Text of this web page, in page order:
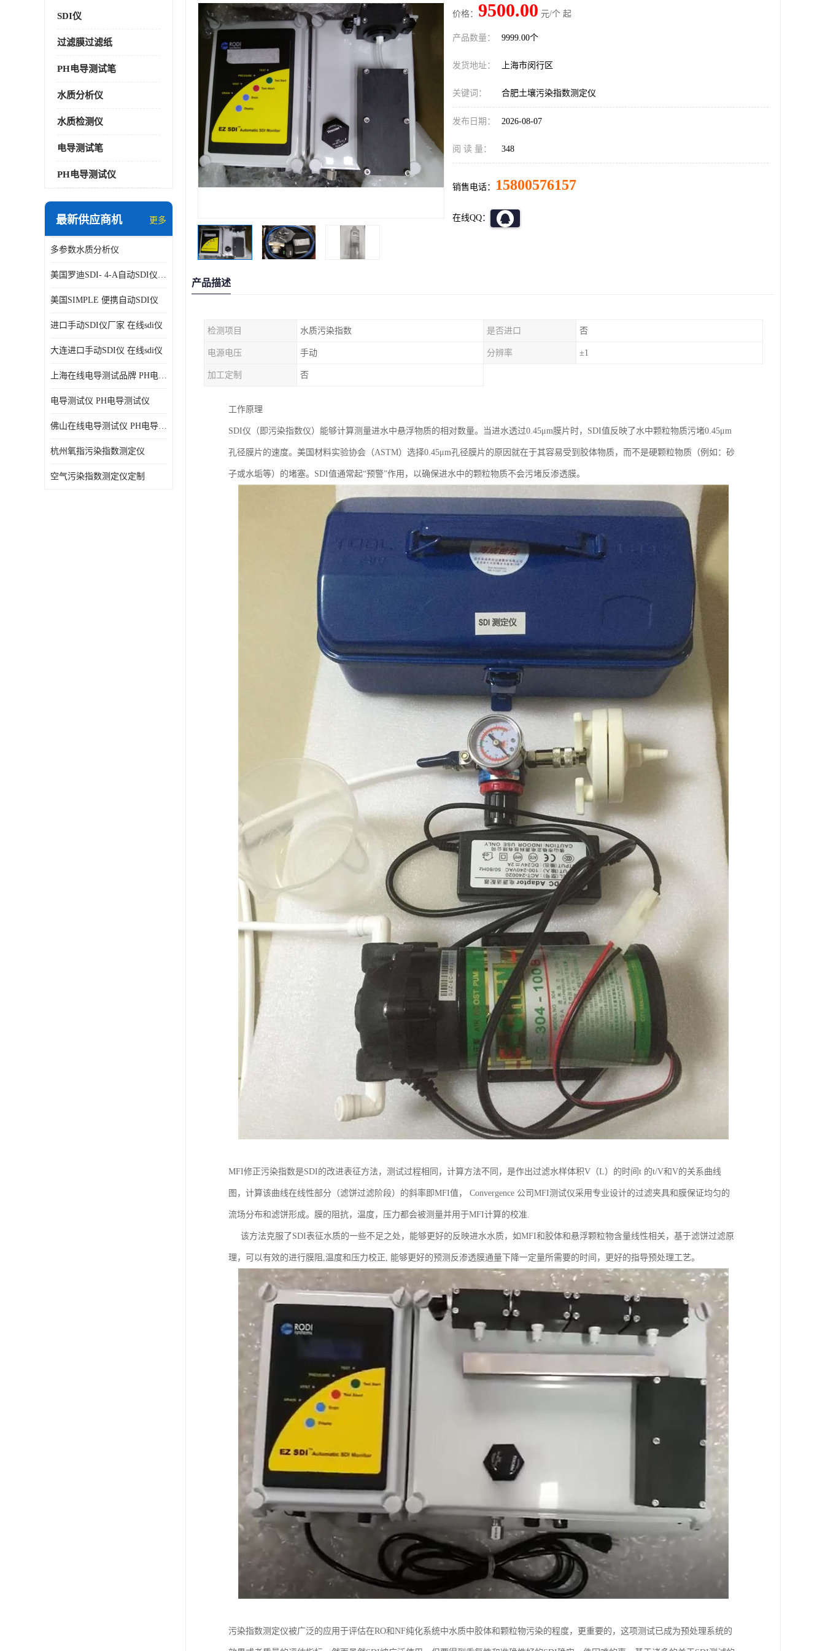
SDI仪
过滤膜过滤纸
PH电导测试笔
水质分析仪
水质检测仪
电导测试笔
PH电导测试仪
最新供应商机 更多
多参数水质分析仪
美国罗迪SDI- 4-A自动SDI仪在线分析仪污染指数仪
美国SIMPLE 便携自动SDI仪
进口手动SDI仪厂家 在线sdi仪
大连进口手动SDI仪 在线sdi仪
上海在线电导测试品牌 PH电导测试仪
电导测试仪 PH电导测试仪
佛山在线电导测试仪 PH电导测试仪
杭州氧指污染指数测定仪
空气污染指数测定仪定制
价格： 9500.00 元/个 起
产品数量： 9999.00个
发货地址： 上海市闵行区
关键词： 合肥土壤污染指数测定仪
发布日期： 2026-08-07
阅 读 量： 348
销售电话： 15800576157
在线QQ：
产品描述
检测项目 水质污染指数 是否进口 否
电源电压 手动 分辨率 ±1
加工定制 否
工作原理
SDI仪（即污染指数仪）能够计算测量进水中悬浮物质的相对数量。当进水透过0.45μm膜片时，SDI值反映了水中颗粒物质污堵0.45μm
孔径膜片的速度。美国材料实验协会（ASTM）选择0.45μm孔径膜片的原因就在于其容易受到胶体物质，而不是硬颗粒物质（例如：砂
子或水垢等）的堵塞。SDI值通常起“预警”作用，以确保进水中的颗粒物质不会污堵反渗透膜。
MFI修正污染指数是SDI的改进表征方法，测试过程相同，计算方法不同，是作出过滤水样体积V（L）的时间t 的t/V和V的关系曲线
图，计算该曲线在线性部分（滤饼过滤阶段）的斜率即MFI值， Convergence 公司MFI测试仪采用专业设计的过滤夹具和膜保证均匀的
流场分布和滤饼形成。膜的阻抗，温度，压力都会被测量并用于MFI计算的校准.
该方法克服了SDI表征水质的一些不足之处，能够更好的反映进水水质，如MFI和胶体和悬浮颗粒物含量线性相关，基于滤饼过滤原
理，可以有效的进行膜阻,温度和压力校正, 能够更好的预测反渗透膜通量下降一定量所需要的时间，更好的指导预处理工艺。
污染指数测定仪被广泛的应用于评估在RO和NF纯化系统中水质中胶体和颗粒物污染的程度，更重要的，这项测试已成为预处理系统的